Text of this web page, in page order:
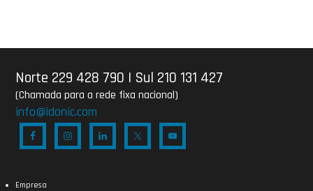
Norte 229 428 790 | Sul 210 131 427
(Chamada para a rede fixa nacional)
info@idonic.com
Empresa